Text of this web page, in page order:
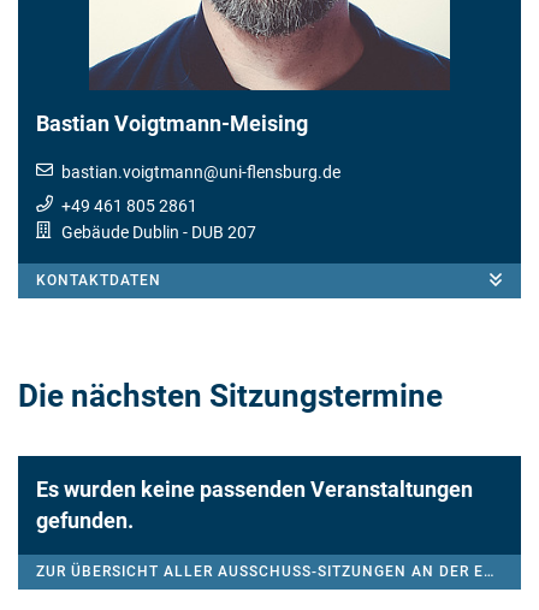
Bastian Voigtmann-Meising
bastian.voigtmann@uni-flensburg.de
+49 461 805 2861
Gebäude Dublin - DUB 207
KONTAKTDATEN
Die nächsten Sitzungstermine
Es wurden keine passenden Veranstaltungen
gefunden.
ZUR ÜBERSICHT ALLER AUSSCHUSS-SITZUNGEN AN DER EUF